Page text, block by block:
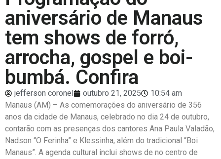
aniversário de Manaus
tem shows de forró,
arrocha, gospel e boi-
bumbá. Confira
jefferson coronel outubro 21, 2025
10:54 am
Manaus (AM) – As comemorações do aniversário de 356
anos da cidade de Manaus, celebrado no dia 24 de outubro,
contarão com as presenças dos cantores Ana Paula Valadão,
Nadson “O Ferinha” e Klessinha, além do tradicional “Boi
Manaus”. A agenda cultural inclui shows de no centro de